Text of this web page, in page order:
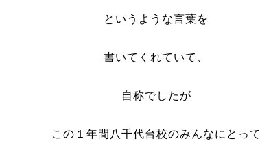
というような言葉を
書いてくれていて、
自称でしたが
この１年間八千代台校のみんなにとって